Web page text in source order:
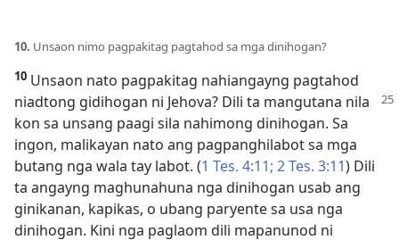
10. Unsaon nimo pagpakitag pagtahod sa mga dinihogan?
10 Unsaon nato pagpakitag nahiangayng pagtahod
niadtong gidihogan ni Jehova? Dili ta mangutana nila
kon sa unsang paagi sila nahimong dinihogan. Sa
ingon, malikayan nato ang pagpanghilabot sa mga
butang nga wala tay labot. (1 Tes. 4:11; 2 Tes. 3:11) Dili
ta angayng maghunahuna nga dinihogan usab ang
ginikanan, kapikas, o ubang paryente sa usa nga
dinihogan. Kini nga paglaom dili mapanunod ni